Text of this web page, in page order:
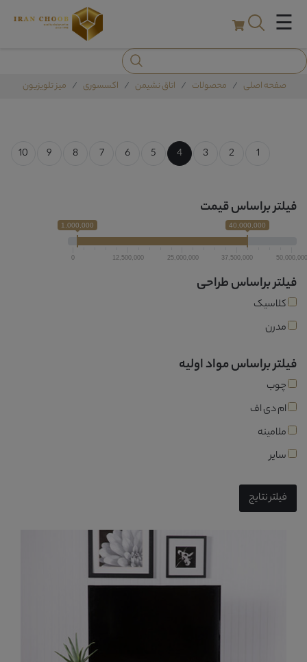
☰
صفحه اصلی محصولات اتاق نشیمن اکسسوری میز تلویزیون
فیلتر براساس قیمت
1,000,000 40,000,000
0 12,500,000 25,000,000 37,500,000 50,000,000
فیلتر براساس طراحی
کلاسیک
مدرن
فیلتر براساس مواد اولیه
چوب
ام دی اف
ملامینه
سایر
فیلتر نتایج
1
2
3
4
5
6
7
8
9
10